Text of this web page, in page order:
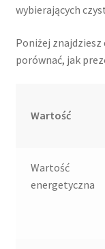
wybierających
Poniżej znajdziesz
porównać, jak
Wartość
Wartość
energetyczna